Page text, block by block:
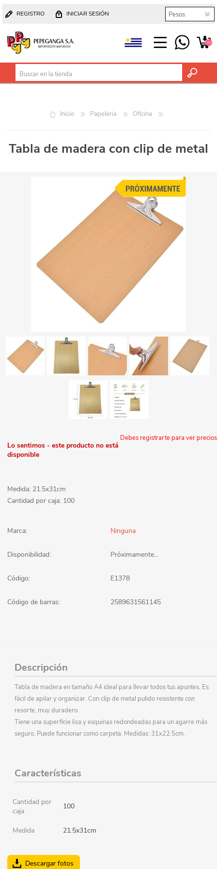
REGISTRO INICIAR SESIÓN
(0)
Inicio Papeleria Oficina
Tabla de madera con clip de metal
Debes registrarte para ver precios
Lo sentimos - este producto no está
disponible
Medida: 21.5x31cm
Cantidad por caja: 100
Marca: Ninguna
Disponibilidad: Próximamente...
Código: E1378
Código de barras: 2589631561145
Descripción
Tabla de madera en tamaño A4 ideal para llevar todos tus apuntes. Es
fácil de apilar y organizar. Con clip de metal pulido resistente con
resorte, muy duradero.
Tiene una superficie lisa y esquinas redondeadas para un agarre más
seguro. Puede funcionar como carpeta. Medidas: 31x22.5cm.
Características
Cantidad por
caja
100
Medida 21.5x31cm
Descargar fotos